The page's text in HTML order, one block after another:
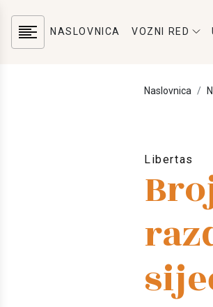
NASLOVNICA VOZNI RED
Naslovnica
Libertas